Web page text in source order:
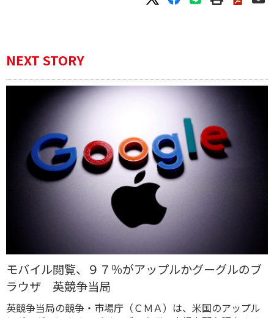
NEXT STORY
モバイル閲覧、９７％がアップルかグーグルのブ
ラウザ 英競争当局
英競争当局の競争・市場庁（ＣＭＡ）は、米国のアップル